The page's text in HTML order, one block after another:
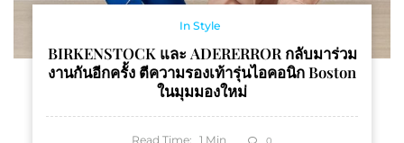
In Style
BIRKENSTOCK และ ADERERROR กลับมาร่วม
งานกันอีกครั้ง ตีความรองเท้ารุ่นไอคอนิก Boston
ในมุมมองใหม่
Read Time: 1 Min 0